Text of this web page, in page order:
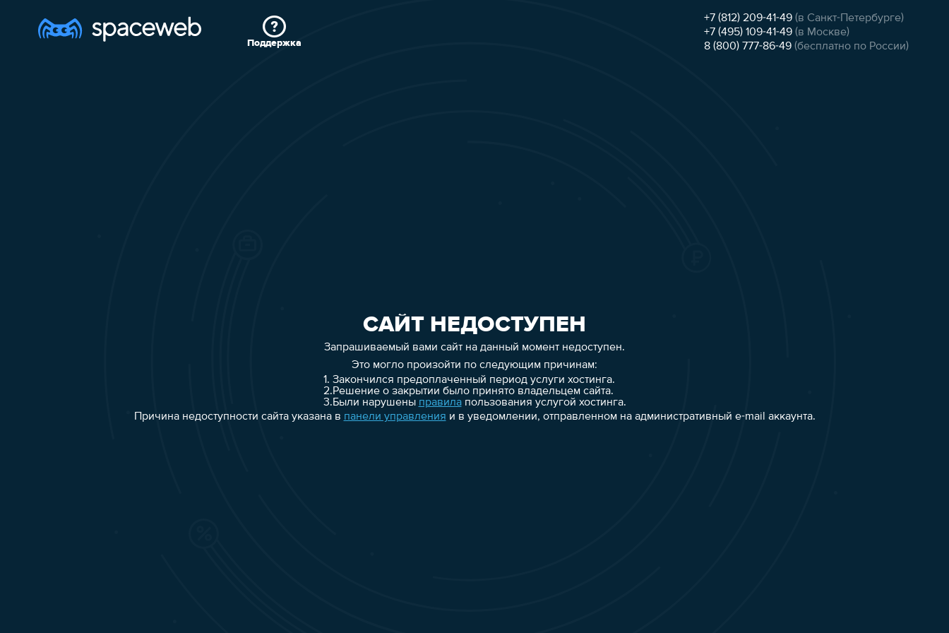
Поддержка
+7 (812) 209-41-49 (в Санкт-Петербурге)
+7 (495) 109-41-49 (в Москве)
8 (800) 777-86-49 (бесплатно по России)
САЙТ НЕДОСТУПЕН
Запрашиваемый вами сайт на данный момент недоступен.
Это могло произойти по следующим причинам:
1. Закончился предоплаченный период услуги хостинга.
2.Решение о закрытии было принято владельцем сайта.
3.Были нарушены правилапользования услугой хостинга.
Причина недоступности сайта указана в панели управления и в уведомлении, отправленном на административный e-mail аккаунта.